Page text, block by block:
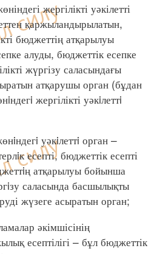
жергілікті уәкілетті
қаржыландырылатын,
бюджеттің атқарылуы
алуды, бюджеттік есепке
жүргізу саласындағы
атқарушы орган (бұдан
жергілікті уәкiлеттi
уәкiлеттi орган –
есепті, бюджеттік есепті
атқарылуы бойынша
саласында басшылықты
жүзеге асыратын орган;
әкімшісінің
есептілігі – бұл бюджеттік